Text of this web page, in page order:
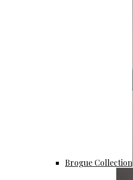
Brogue Collection